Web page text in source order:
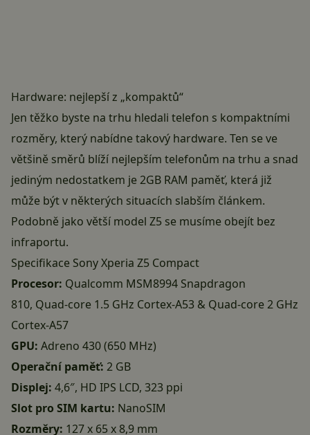
Hardware: nejlepší z „kompaktů“
Jen těžko byste na trhu hledali telefon s kompaktními
rozměry, který nabídne takový hardware. Ten se ve
většině směrů blíží nejlepším telefonům na trhu a snad
jediným nedostatkem je 2GB RAM paměť, která již
může být v některých situacích slabším článkem.
Podobně jako větší model Z5 se musíme obejít bez
infraportu.
Specifikace Sony Xperia Z5 Compact
Procesor: Qualcomm MSM8994 Snapdragon
810, Quad-core 1.5 GHz Cortex-A53 & Quad-core 2 GHz
Cortex-A57
GPU: Adreno 430 (650 MHz)
Operační paměť: 2 GB
Displej: 4,6″, HD IPS LCD, 323 ppi
Slot pro SIM kartu: NanoSIM
Rozměry: 127 x 65 x 8,9 mm